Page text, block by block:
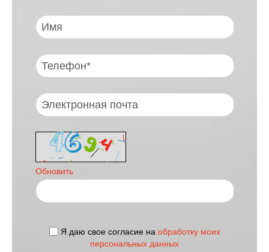
Обновить
Я даю свое согласие на обработку моих
персональных данных